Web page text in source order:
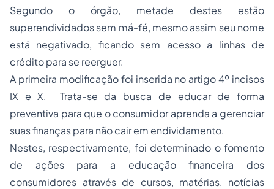
Segundo o órgão, metade destes estão
superendividados sem má-fé, mesmo assim seu nome
está negativado, ficando sem acesso a linhas de
crédito para se reerguer.
A primeira modificação foi inserida no artigo 4º incisos
IX e X. Trata-se da busca de educar de forma
preventiva para que o consumidor aprenda a gerenciar
suas finanças para não cair em endividamento.
Nestes, respectivamente, foi determinado o fomento
de ações para a educação financeira dos
consumidores através de cursos, matérias, notícias